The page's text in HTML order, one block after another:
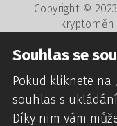
Copyright ©
kryptoměn
Tvorba www
webdesign
Souhlas se
Pokud kliknete na
souhlas s
Díky nim vám